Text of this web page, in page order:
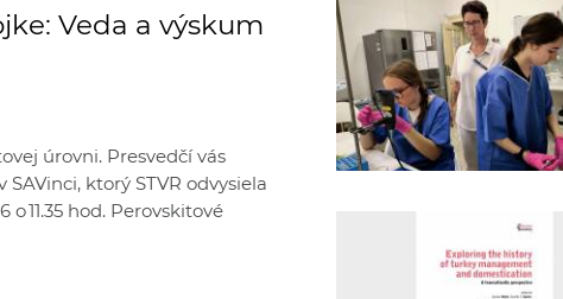
Veda a výskum
úrovni. Presvedčí vás
ktorý STVR odvysiela
11.35 hod. Perovskitové